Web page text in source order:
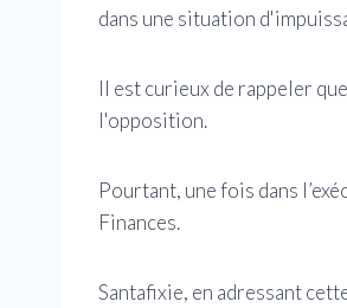
dans une situation
Il est curieux de rappeler
l'opposition.
Pourtant, une fois dans
Finances.
Santafixie, en adressant